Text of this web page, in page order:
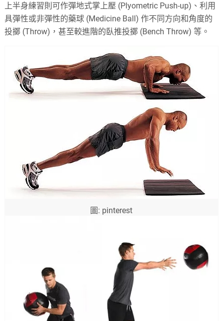
上半身練習則可作彈地式掌上壓 (Plyometric Push-up)、利用
具彈性或非彈性的藥球 (Medicine Ball) 作不同方向和角度的
投擲 (Throw)，甚至較進階的臥推投擲 (Bench Throw) 等。
圖: pinterest